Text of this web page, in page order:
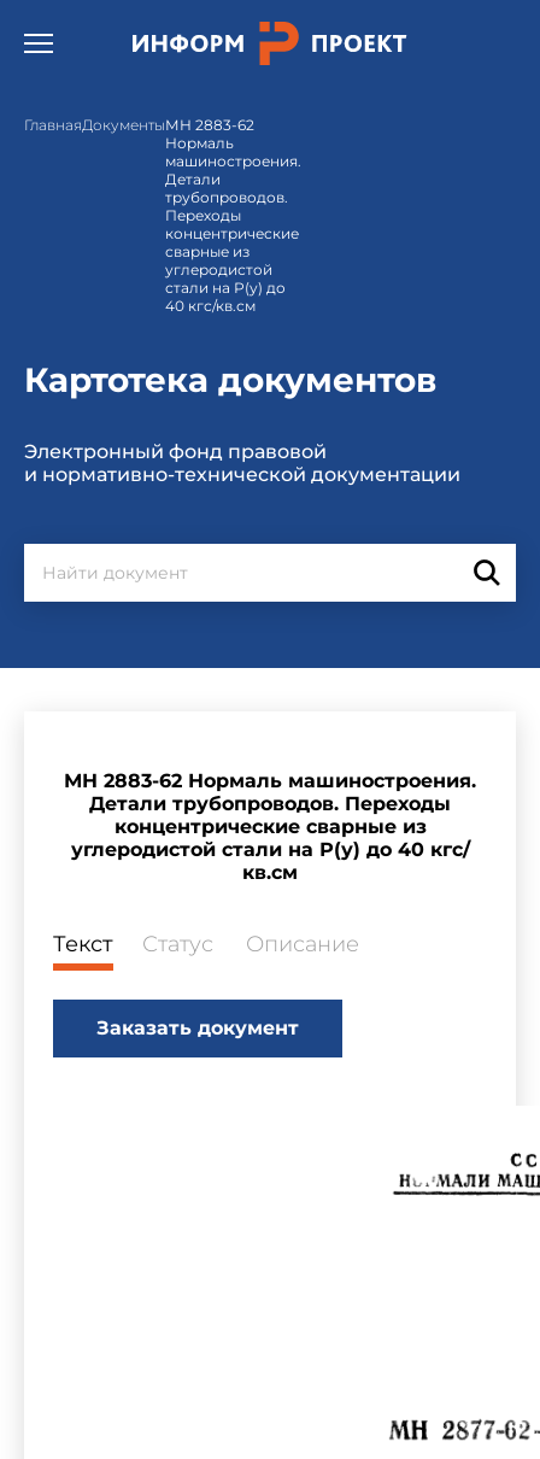
Открыть бургер меню.
ГлавнаяДокументыМН 2883-62
Нормаль
машиностроения.
Детали
трубопроводов.
Переходы
концентрические
сварные из
углеродистой
стали на Р(у) до
40 кгс/кв.см
Картотека документов
Электронный фонд правовой
и нормативно-технической документации
МН 2883-62 Нормаль машиностроения.
Детали трубопроводов. Переходы
концентрические сварные из
углеродистой стали на Р(у) до 40 кгс/
кв.см
Текст Статус Описание
Заказать документ